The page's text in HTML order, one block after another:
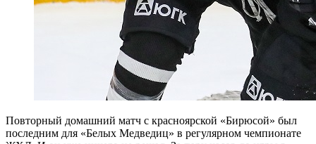
Повторный домашний матч с красноярской «Бирюсой» был
последним для «Белых Медведиц» в регулярном чемпионате